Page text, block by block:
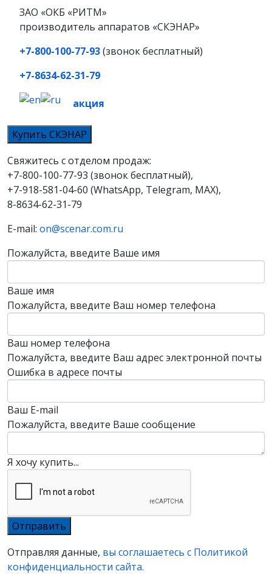
ЗАО «ОКБ «РИТМ»
производитель аппаратов «СКЭНАР»
+7-800-100-77-93(звонок бесплатный)
+7-8634-62-31-79
акция
Купить СКЭНАР
Свяжитесь с отделом продаж:
+7-800-100-77-93 (звонок бесплатный),
+7-918-581-04-60 (WhatsApp, Telegram, MAX),
8-8634-62-31-79
E-mail: on@scenar.com.ru
Пожалуйста, введите Ваше имя
Ваше имя
Пожалуйста, введите Ваш номер телефона
Ваш номер телефона
Пожалуйста, введите Ваш адрес электронной почты
Ошибка в адресе почты
Ваш E-mail
Пожалуйста, введите Ваше сообщение
Я хочу купить...
Отправляя данные, вы соглашаетесь с Политикой
конфиденциальности сайта.